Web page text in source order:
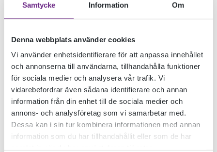
Samtycke Information Om
Denna webbplats använder cookies
Vi använder enhetsidentifierare för att anpassa innehållet
och annonserna till användarna, tillhandahålla funktioner
för sociala medier och analysera vår trafik. Vi
vidarebefordrar även sådana identifierare och annan
information från din enhet till de sociala medier och
annons- och analysföretag som vi samarbetar med.
Dessa kan i sin tur kombinera informationen med annan
information som du har tillhandahållit eller som de har
KONSTEN SOM
MOTKRAFT OCH
MOTBILD